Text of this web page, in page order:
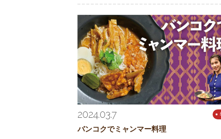
2024.03.7
バンコクでミャンマー料理